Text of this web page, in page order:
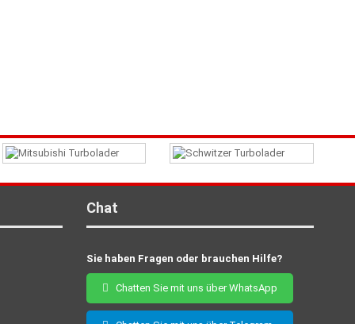
Chat
Sie haben Fragen oder brauchen Hilfe?
Chatten Sie mit uns über WhatsApp